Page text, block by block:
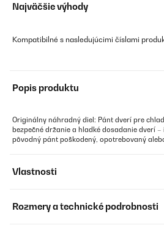
Najväčšie výhody
Kompatibilné s nasledujúcimi číslami
Popis produktu
Originálny náhradný diel: Pánt dverí pre
bezpečné držanie a hladké dosadanie dverí
pôvodný pánt poškodený, opotrebovaný
Vlastnosti
Rozmery a technické podrobnosti